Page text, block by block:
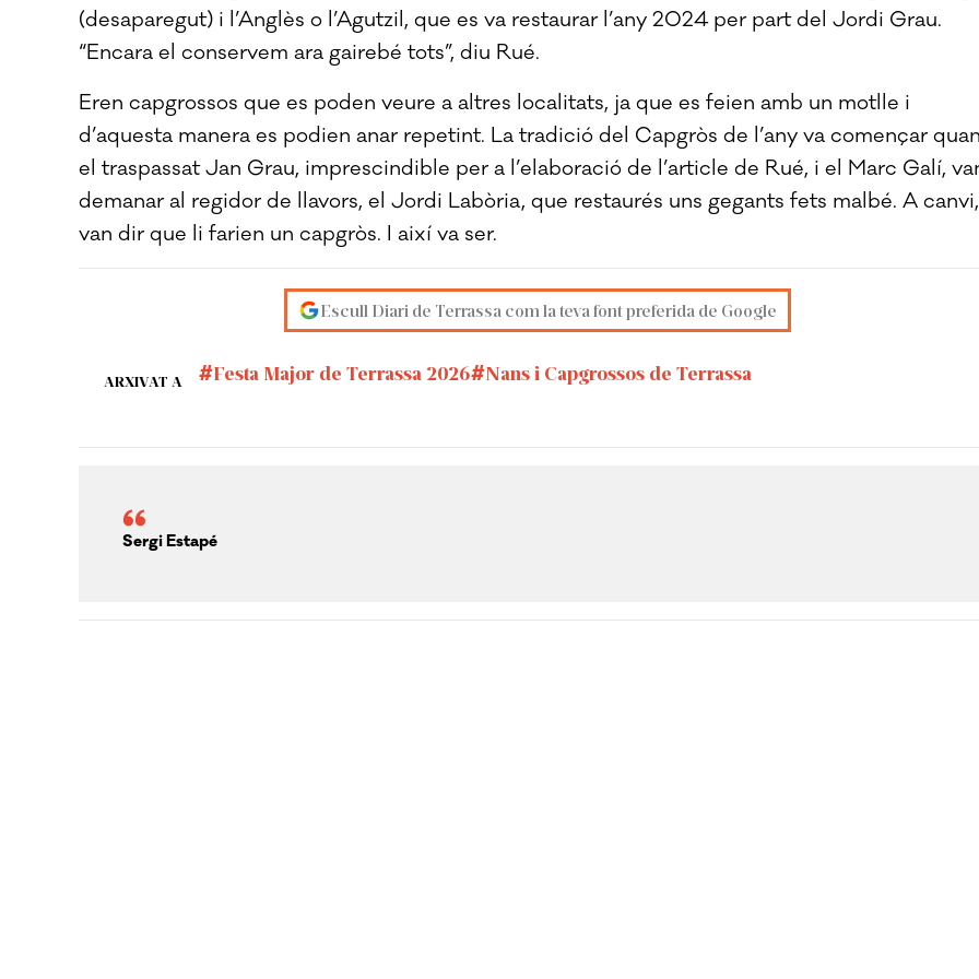
(desaparegut) i l’Anglès o l’Agutzil, que es va restaurar l’any 2024 per part del Jordi Grau.
“Encara el conservem ara gairebé tots”, diu Rué.
Eren capgrossos que es poden veure a altres localitats, ja que es feien amb un motlle i
d’aquesta manera es podien anar repetint. La tradició del Capgròs de l’any va començar quan
el traspassat Jan Grau, imprescindible per a l’elaboració de l’article de Rué, i el Marc Galí,
demanar al regidor de llavors, el Jordi Labòria, que restaurés uns gegants fets malbé. A
van dir que li farien un capgròs. I així va ser.
Escull Diari de Terrassa com la teva font preferida de Google
ARXIVAT A Festa Major de Terrassa 2026 Nans i Capgrossos de Terrassa
Sergi Estapé